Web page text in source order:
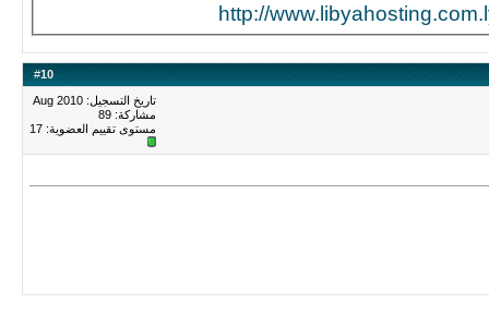
http://
#10
تاريخ التسجيل: Aug 2010
مشاركة: 89
مستوى تقييم العضوية: 17